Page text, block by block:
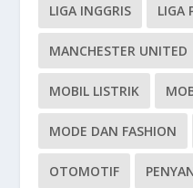
LIGA INGGRIS LIGA
MANCHESTER UNITED
MOBIL LISTRIK
MODE DAN FASHION
OTOMOTIF